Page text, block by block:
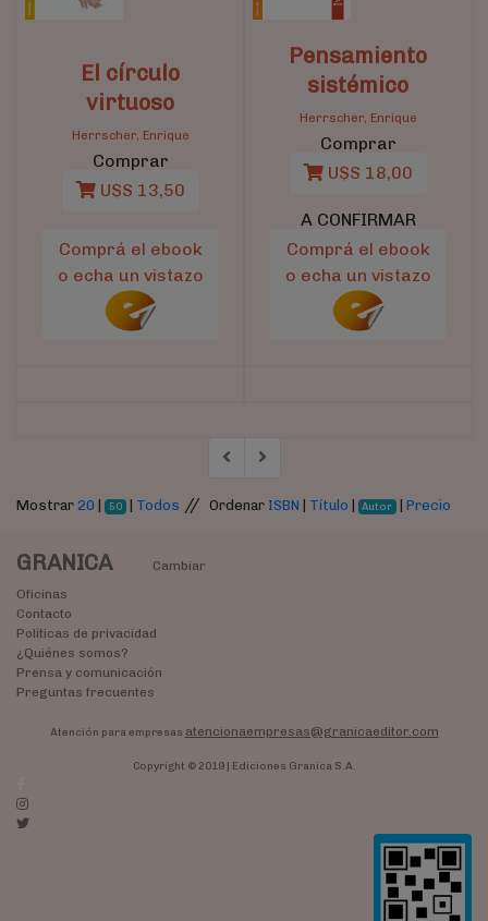
El círculo
virtuoso
Herrscher, Enrique
Comprar
U$S 13,50
Comprá el ebook
o echa un vistazo
Pensamiento
sistémico
Herrscher, Enrique
Comprar
U$S 18,00
A CONFIRMAR
Comprá el ebook
o echa un vistazo
Mostrar 20 50 | Todos // Ordenar ISBN Título Autor |Precio
GRANICA
Cambiar
Oficinas
Contacto
Políticas de privacidad
¿Quiénes somos?
Prensa y comunicación
Preguntas frecuentes
Atención para empresas atencionaempresas@granicaeditor.com
Copyright © 2019 | Ediciones Granica S.A.